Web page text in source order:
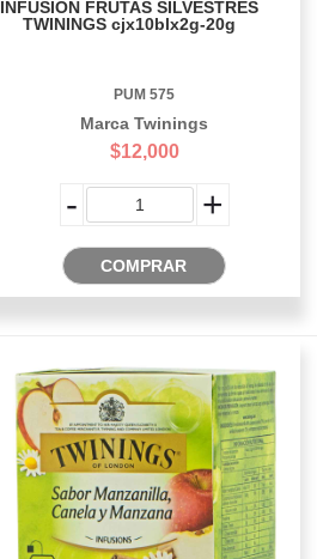
INFUSION FRUTAS SILVESTRES
TWININGS cjx10blx2g-20g
PUM 575
Marca Twinings
$12,000
- +
COMPRAR